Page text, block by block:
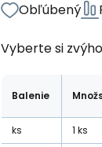
Obľúbený
Vyberte si
Balenie
ks
1 ks